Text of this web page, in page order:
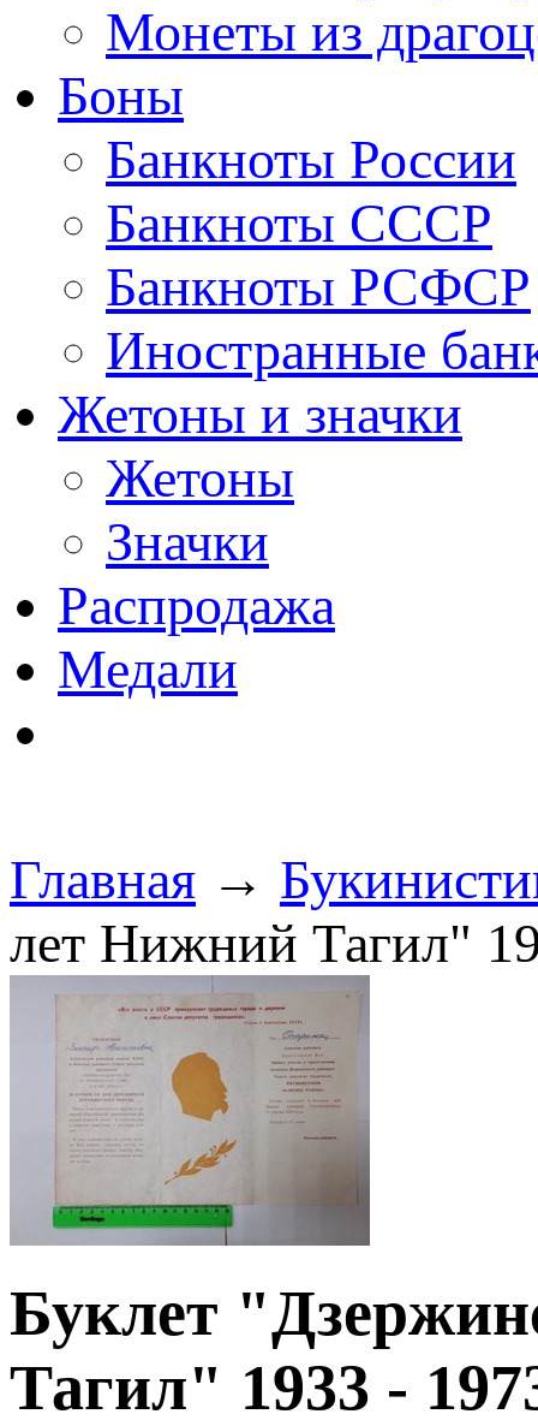
Монеты из
Боны
Банкноты России
Банкноты СССР
Банкноты РСФСР
Иностранные
Жетоны и значки
Жетоны
Значки
Распродажа
Медали
Главная →
лет Нижний Тагил"
Буклет
Тагил" 1933 -